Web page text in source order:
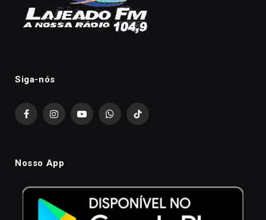
Siga-nós
FacebookInstagramYouTubeWhatsAppTikTok
Nosso App